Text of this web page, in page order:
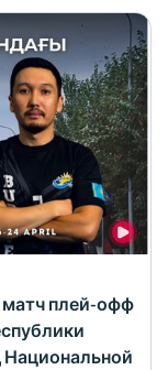
плей-офф
Национальной